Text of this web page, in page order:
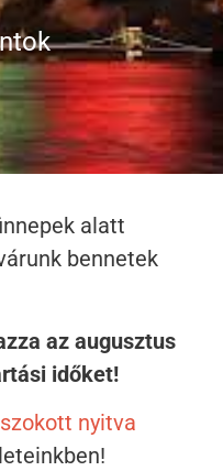
alatt
bennetek
az augusztus
időket!
nyitva